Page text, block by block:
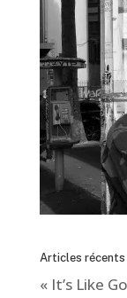
Articles récents
« It’s Like